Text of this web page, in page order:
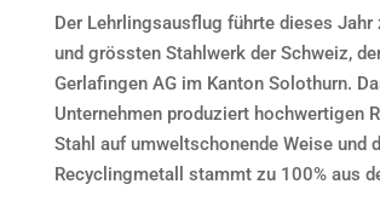
Der Lehrlingsausflug führte dieses Jahr
und grössten Stahlwerk der Schweiz,
Gerlafingen AG im Kanton Solothurn.
Unternehmen produziert hochwertigen
Stahl auf umweltschonende Weise und
Recyclingmetall stammt zu 100% aus